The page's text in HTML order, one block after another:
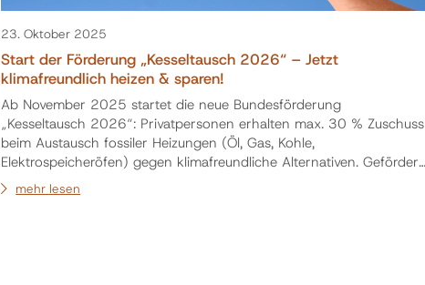
23. Oktober 2025
Start der Förderung „Kesseltausch 2026“ – Jetzt
klimafreundlich heizen & sparen!
Ab November 2025 startet die neue Bundesförderung
„Kesseltausch 2026“: Privatpersonen erhalten max. 30 % Zuschuss
beim Austausch fossiler Heizungen (Öl, Gas, Kohle,
Elektrospeicheröfen) gegen klimafreundliche Alternativen. Gefördert
werden: Anschluss an klimafreundliche oder hocheffiziente
Nah-/Fernwärme (bis 6.500 €) Wärmepumpen (bis 7.500 €)
mehr lesen